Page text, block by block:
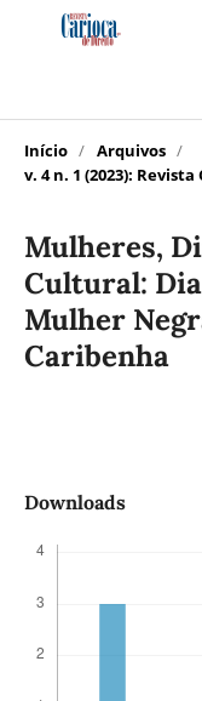
Início / Arquivos /
v. 4 n. 1 (2023):
Mulheres,
Cultural:
Mulher
Caribenha
Downloads